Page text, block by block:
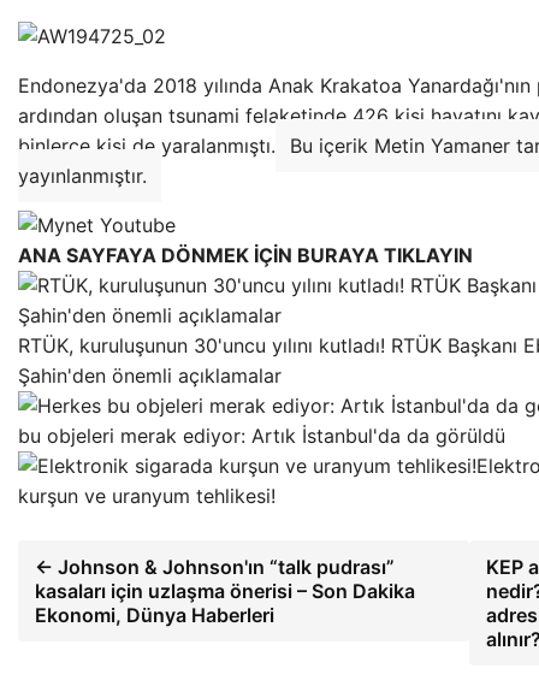
Endonezya'da 2018 yılında Anak Krakatoa Yanardağı'nın
ardından oluşan tsunami felaketinde 426 kişi hayatını
binlerce kişi de yaralanmıştı.
Bu içerik Metin Yamaner
yayınlanmıştır.
ANA SAYFAYA DÖNMEK İÇİN BURAYA TIKLAYIN
RTÜK, kuruluşunun 30'uncu yılını kutladı! RTÜK Başkanı
Şahin'den önemli açıklamalar
bu objeleri merak ediyor: Artık İstanbul'da da görüldü
kurşun ve uranyum tehlikesi!
← Johnson & Johnson'ın “talk pudrası”
kasaları için uzlaşma önerisi – Son Dakika
Ekonomi, Dünya Haberleri
KEP